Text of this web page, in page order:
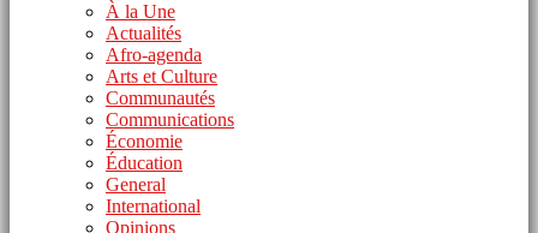
À la Une
Actualités
Afro-agenda
Arts et Culture
Communautés
Communications
Économie
Éducation
General
International
Opinions